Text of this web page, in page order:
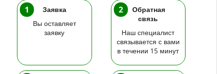
Заявка
Вы оставляет
заявку
1
Обратная
связь
Наш специалист
связывается с вами
в течении 15 минут
2